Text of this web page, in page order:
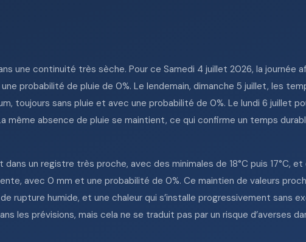
une continuité très sèche. Pour ce Samedi 4 juillet 2026, la journée
probabilité de pluie de 0%. Le lendemain, dimanche 5 juillet, les
toujours sans pluie et avec une probabilité de 0%. Le lundi 6 juillet
même absence de pluie se maintient, ce qui confirme un temps
un registre très proche, avec des minimales de 18°C puis 17°C, et
avec 0 mm et une probabilité de 0%. Ce maintien de valeurs
rupture humide, et une chaleur qui s’installe progressivement sans
les prévisions, mais cela ne se traduit pas par un risque d’averses